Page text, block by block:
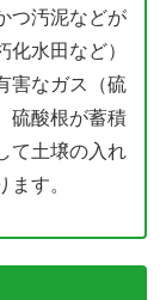
つ汚泥などが
水田など）
害なガス（硫
硫酸根が蓄積
て土壌の入れ
す。